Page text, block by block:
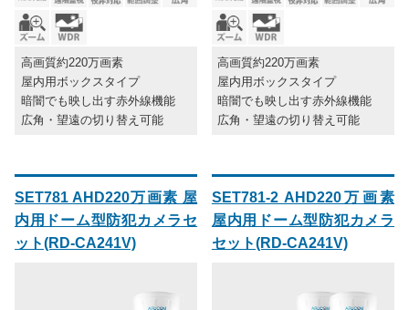
高画質約220万画素
屋内用ボックスタイプ
暗闇でも映し出す赤外線機能
広角・望遠の切り替え可能
高画質約220万画素
屋内用ボックスタイプ
暗闇でも映し出す赤外線機能
広角・望遠の切り替え可能
SET781 AHD220万画素 屋
内用ドーム型防犯カメラセ
ット(RD-CA241V)
SET781-2 AHD220万画素
屋内用ドーム型防犯カメラ
セット(RD-CA241V)